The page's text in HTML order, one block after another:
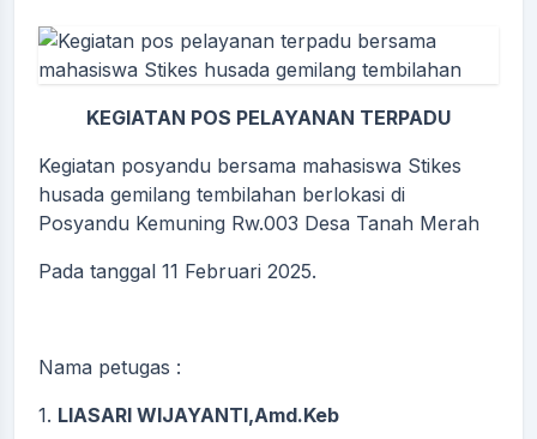
KEGIATAN POS PELAYANAN TERPADU
Kegiatan posyandu bersama mahasiswa Stikes
husada gemilang tembilahan berlokasi di
Posyandu Kemuning Rw.003 Desa Tanah Merah
Pada tanggal 11 Februari 2025.
Nama petugas :
1. LIASARI WIJAYANTI,Amd.Keb